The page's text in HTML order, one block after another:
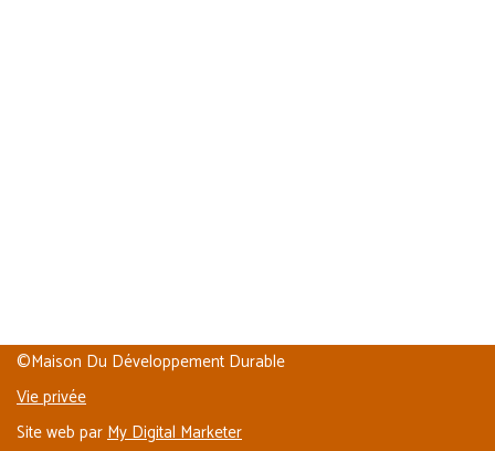
©Maison Du Développement Durable
Vie privée
Site web parMy Digital Marketer